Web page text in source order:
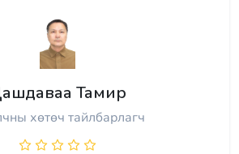
Тамир
хөтөч тайлбарлагч